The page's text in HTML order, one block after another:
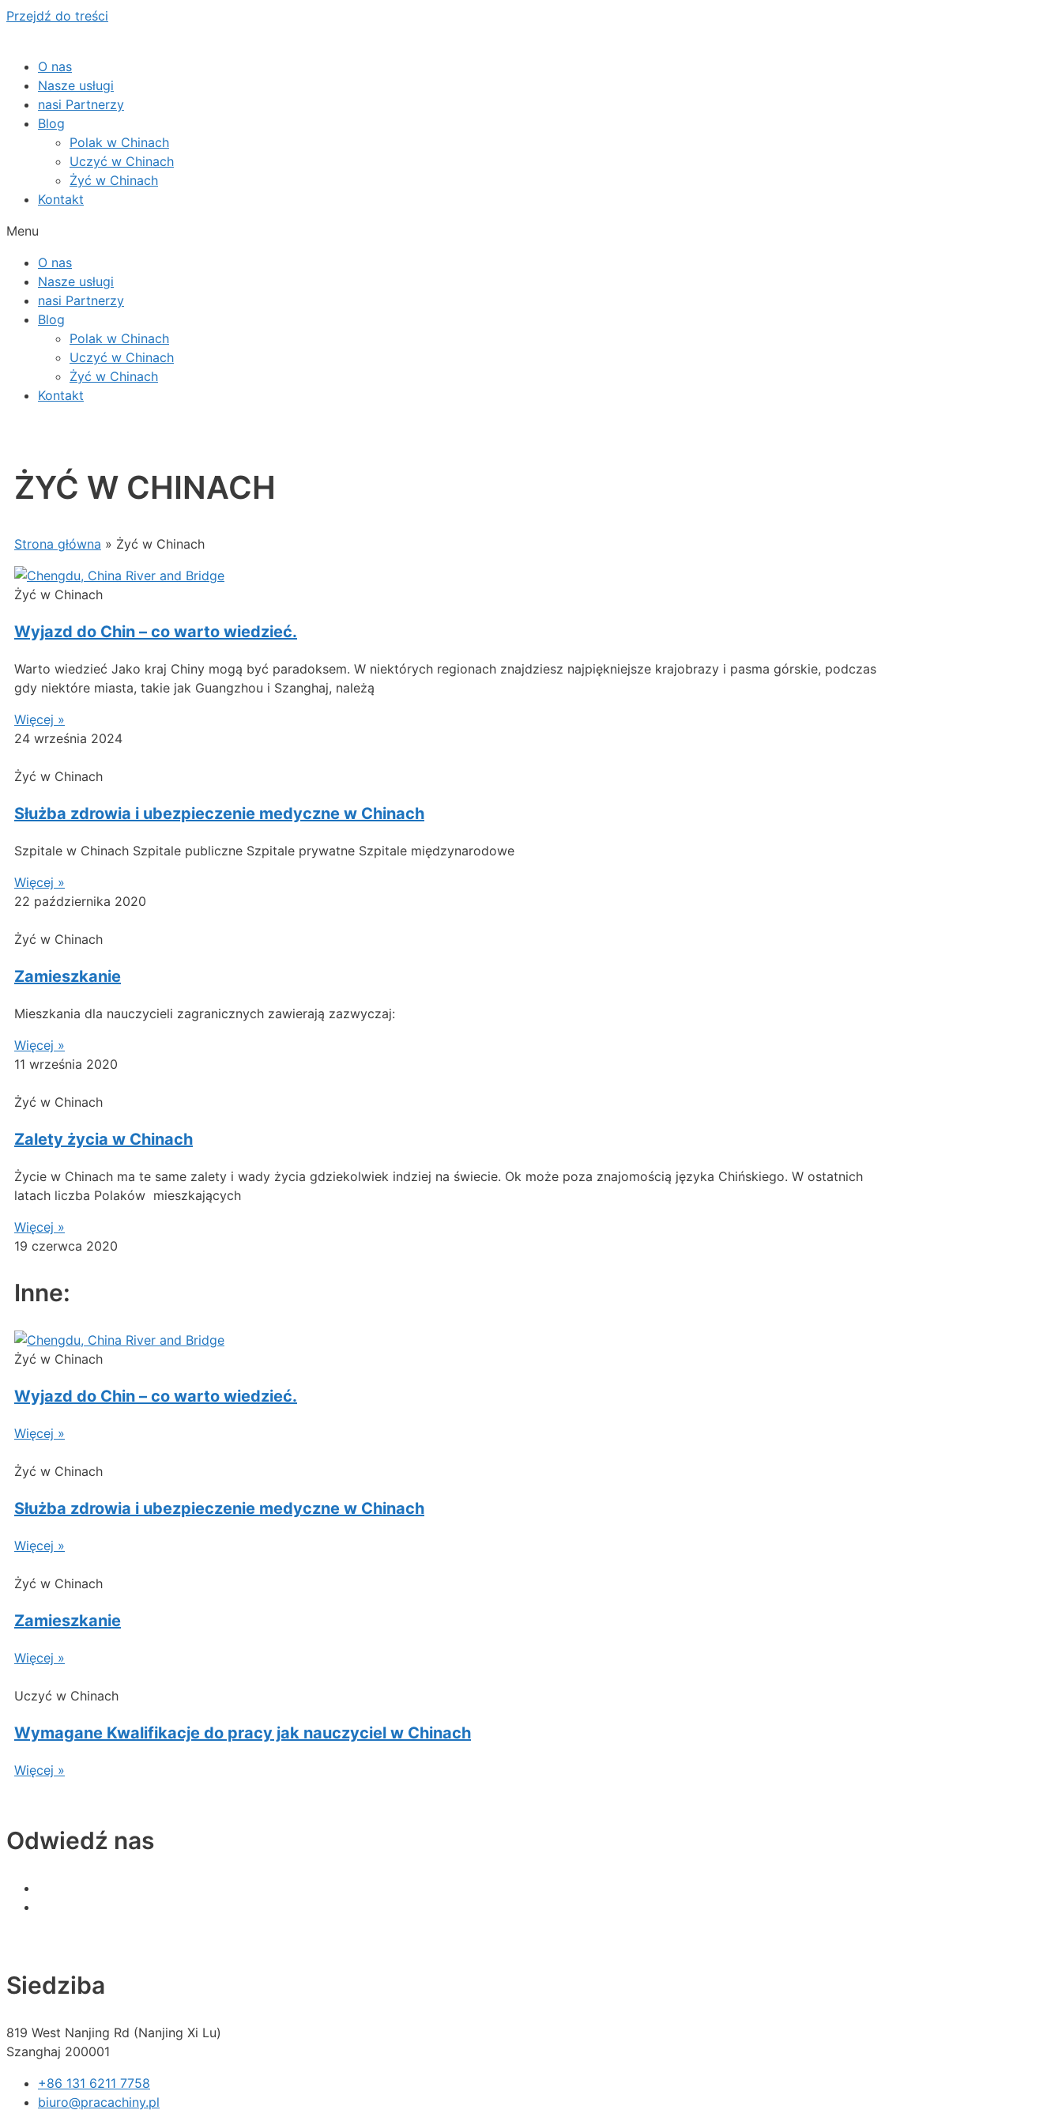
Przejdź do treści
O nas
Nasze usługi
nasi Partnerzy
Blog
Polak w Chinach
Uczyć w Chinach
Żyć w Chinach
Kontakt
Menu
O nas
Nasze usługi
nasi Partnerzy
Blog
Polak w Chinach
Uczyć w Chinach
Żyć w Chinach
Kontakt
ŻYĆ W CHINACH
Strona główna » Żyć w Chinach
Żyć w Chinach
Wyjazd do Chin – co warto wiedzieć.
Warto wiedzieć Jako kraj Chiny mogą być paradoksem. W niektórych regionach znajdziesz najpiękniejsze krajobrazy i pasma górskie, podczas
gdy niektóre miasta, takie jak Guangzhou i Szanghaj, należą
Więcej »
24 września 2024
Żyć w Chinach
Służba zdrowia i ubezpieczenie medyczne w Chinach
Szpitale w Chinach Szpitale publiczne Szpitale prywatne Szpitale międzynarodowe
Więcej »
22 października 2020
Żyć w Chinach
Zamieszkanie
Mieszkania dla nauczycieli zagranicznych zawierają zazwyczaj:
Więcej »
11 września 2020
Żyć w Chinach
Zalety życia w Chinach
Życie w Chinach ma te same zalety i wady życia gdziekolwiek indziej na świecie. Ok może poza znajomością języka Chińskiego. W ostatnich
latach liczba Polaków mieszkających
Więcej »
19 czerwca 2020
Inne:
Żyć w Chinach
Wyjazd do Chin – co warto wiedzieć.
Więcej »
Żyć w Chinach
Służba zdrowia i ubezpieczenie medyczne w Chinach
Więcej »
Żyć w Chinach
Zamieszkanie
Więcej »
Uczyć w Chinach
Wymagane Kwalifikacje do pracy jak nauczyciel w Chinach
Więcej »
Odwiedź nas
Siedziba
819 West Nanjing Rd (Nanjing Xi Lu)
Szanghaj 200001
+86 131 6211 7758
biuro@pracachiny.pl